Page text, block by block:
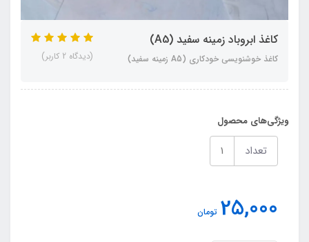
کاغذ ابروباد زمینه سفید (A5)
کاغذ خوشنویسی خودکاری (A5 زمینه سفید) (دیدگاه 2 کاربر)
ویژگی‌های محصول
تعداد
25,000 تومان